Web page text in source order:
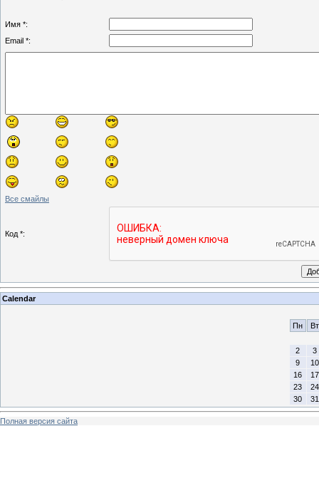
Имя *:
Email *:
Все смайлы
Код *:
Calendar
Пн Вт
2
3
9
10
16
17
23
24
30
31
Полная версия сайта